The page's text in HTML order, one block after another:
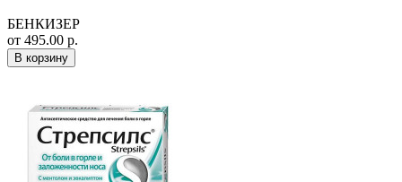
БЕНКИЗЕР
от 495.00 р.
В корзину